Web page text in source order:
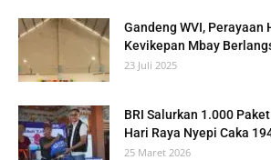
Gandeng WVI, Perayaan
Kevikepan Mbay
23 Juli 2025
BRI Salurkan 1.000
Hari Raya Nyepi Caka
25 Maret 2026